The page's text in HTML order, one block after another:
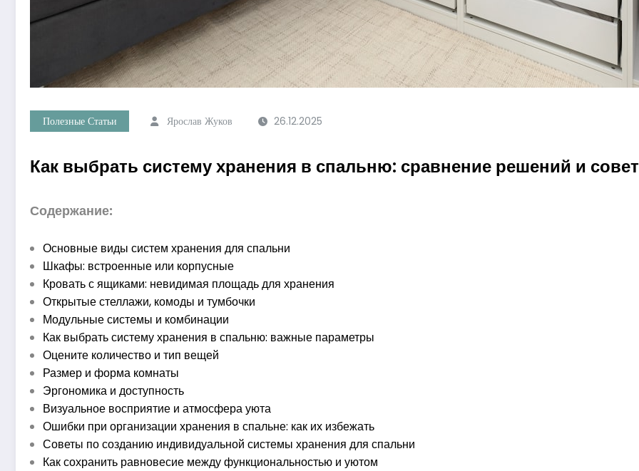
Полезные Статьи Ярослав Жуков 26.12.2025
Как выбрать систему хранения в спальню: сравнение решений и
Содержание:
Основные виды систем хранения для спальни
Шкафы: встроенные или корпусные
Кровать с ящиками: невидимая площадь для хранения
Открытые стеллажи, комоды и тумбочки
Модульные системы и комбинации
Как выбрать систему хранения в спальню: важные параметры
Оцените количество и тип вещей
Размер и форма комнаты
Эргономика и доступность
Визуальное восприятие и атмосфера уюта
Ошибки при организации хранения в спальне: как их избежать
Советы по созданию индивидуальной системы хранения для спальни
Как сохранить равновесие между функциональностью и уютом